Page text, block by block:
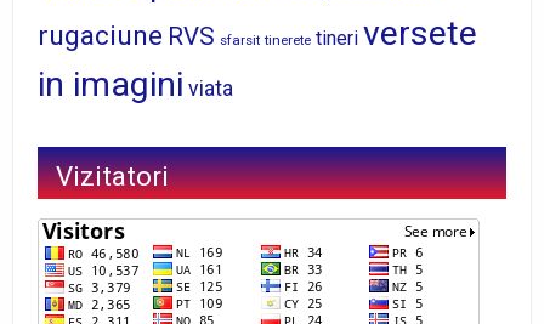
rugaciune RVS sfarsit tinerete tineri versete
in imagini viata
Vizitatori